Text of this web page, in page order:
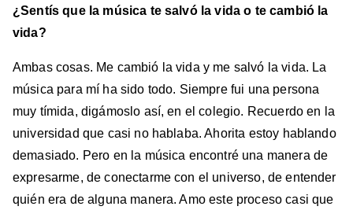
¿Sentís que la música te salvó la vida o te cambió la
vida?
Ambas cosas. Me cambió la vida y me salvó la vida. La
música para mí ha sido todo. Siempre fui una persona
muy tímida, digámoslo así, en el colegio. Recuerdo en la
universidad que casi no hablaba. Ahorita estoy hablando
demasiado. Pero en la música encontré una manera de
expresarme, de conectarme con el universo, de entender
quién era de alguna manera. Amo este proceso casi que